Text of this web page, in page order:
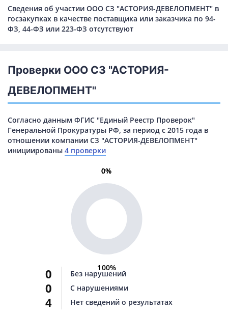
Сведения об участии ООО СЗ "АСТОРИЯ-ДЕВЕЛОПМЕНТ" в
госзакупках в качестве поставщика или заказчика по 94-
ФЗ, 44-ФЗ или 223-ФЗ отсутствуют
Проверки ООО СЗ "АСТОРИЯ-
ДЕВЕЛОПМЕНТ"
Согласно данным ФГИС "Единый Реестр Проверок"
Генеральной Прокуратуры РФ, за период с 2015 года в
отношении компании СЗ "АСТОРИЯ-ДЕВЕЛОПМЕНТ"
инициированы 4 проверки
0%
0%
100%
0
0
4
Без нарушений
С нарушениями
Нет сведений о результатах